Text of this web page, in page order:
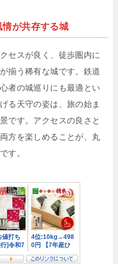
情が共存する城
セスが良く、徒歩圏内に
揃う稀有な城です。鉄道
者の城巡りにも最適とい
る天守の姿は、旅の始ま
です。アクセスの良さと
方を楽しめることが、丸
す。